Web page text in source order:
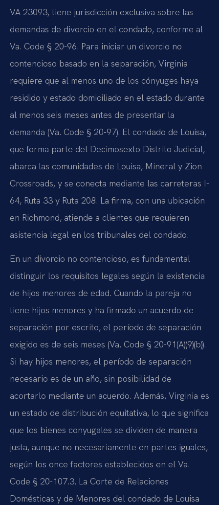
VA 23093, tiene jurisdicción exclusiva sobre las
demandas de divorcio en el condado, conforme al
Va. Code § 20-96. Para iniciar un divorcio no
contencioso basado en la separación, Virginia
requiere que al menos uno de los cónyuges haya
residido y estado domiciliado en el estado durante
al menos seis meses antes de presentar la
demanda (Va. Code § 20-97). El condado de Louisa,
que forma parte del Decimosexto Distrito Judicial,
abarca las comunidades de Louisa, Mineral y Zion
Crossroads, y se conecta mediante las carreteras I-
64, Ruta 33 y Ruta 208. La firma, con una ubicación
en Richmond, atiende a clientes que requieren
asistencia legal en los tribunales del condado.
En un divorcio no contencioso, es fundamental
distinguir los requisitos legales según la existencia
de hijos menores de edad. Cuando la pareja no
tiene hijos menores y ha firmado un acuerdo de
separación por escrito, el período de separación
exigido es de seis meses (Va. Code § 20-91(A)(9)(b)).
Si hay hijos menores, el período de separación
necesario es de un año, sin posibilidad de
acortarlo mediante un acuerdo. Además, Virginia es
un estado de distribución equitativa, lo que significa
que los bienes conyugales se dividen de manera
justa, aunque no necesariamente en partes iguales,
según los once factores establecidos en el Va.
Code § 20-107.3. La Corte de Relaciones
Domésticas y de Menores del condado de Louisa